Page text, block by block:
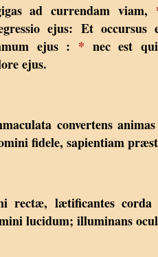
ad currendam viam,
ejus: Et occursus
ejus : * nec est
ejus.
convertens
fidele, sapientiam
rectæ, lætificantes
lucidum; illuminans